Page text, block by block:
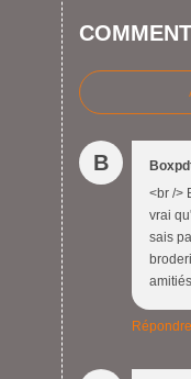
B
<br />
vrai
sais
Répondre